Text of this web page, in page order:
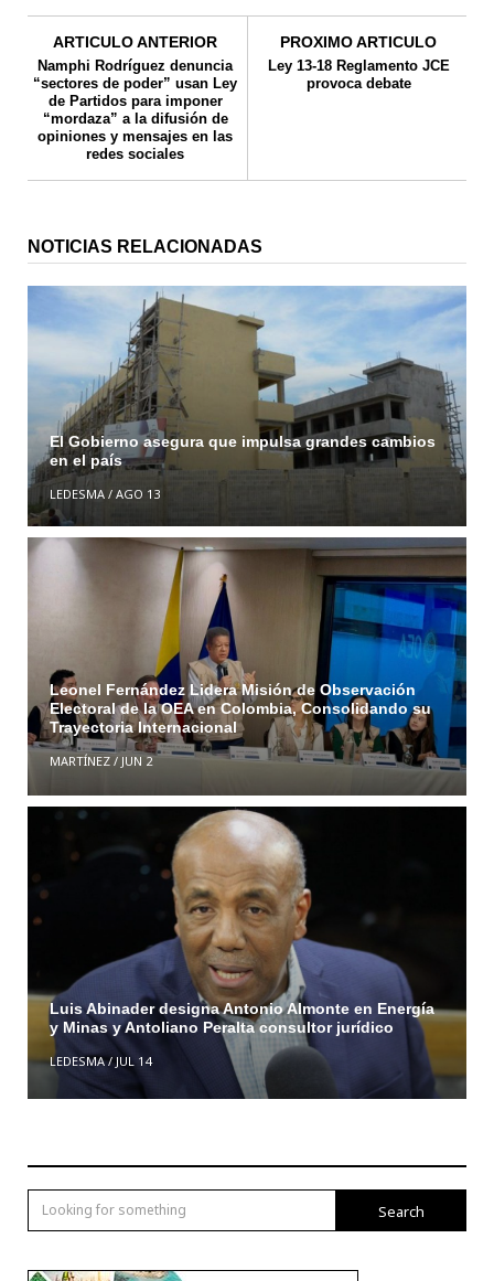
ARTICULO ANTERIOR
Namphi Rodríguez denuncia
“sectores de poder” usan Ley
de Partidos para imponer
“mordaza” a la difusión de
opiniones y mensajes en las
redes sociales
PROXIMO ARTICULO
Ley 13-18 Reglamento JCE
provoca debate
NOTICIAS RELACIONADAS
El Gobierno asegura que impulsa grandes cambios
en el país
LEDESMA/ AGO 13
Leonel Fernández Lidera Misión de Observación
Electoral de la OEA en Colombia, Consolidando su
Trayectoria Internacional
MARTÍNEZ/ JUN 2
Luis Abinader designa Antonio Almonte en Energía
y Minas y Antoliano Peralta consultor jurídico
LEDESMA/JUL 14
Search